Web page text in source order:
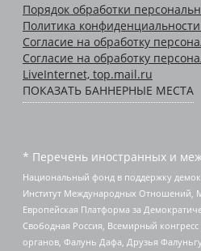
Порядок обработки
Политика
Согласие на обработку
Согласие на обработку
LiveInternet, top.mail.ru
ПОКАЗАТЬ БАННЕРНЫЕ МЕСТА
* Перечень иностранных и
Национальный фонд в поддержку
Институт Международных Отношений,
Европейская Платформа за
Свободная Россия, Всемирный
органов, Фалунь Дафа, Друзья